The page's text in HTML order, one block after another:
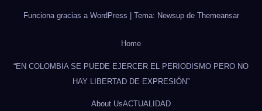
Funciona gracias a WordPress | Tema: Newsup de Themeansar
Home
“EN COLOMBIA SE PUEDE EJERCER EL PERIODISMO PERO NO
HAY LIBERTAD DE EXPRESIÓN”
About UsACTUALIDAD